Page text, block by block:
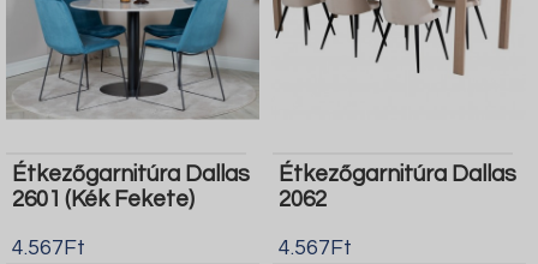
Étkezőgarnitúra Dallas
2601 (Kék Fekete)
4.567Ft
Étkezőgarnitúra Dallas
2062
4.567Ft